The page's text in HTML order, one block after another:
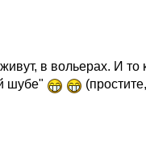
в вольерах. И
шубе"